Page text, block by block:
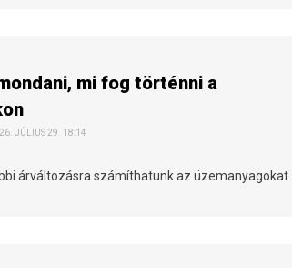
mi fog történni a
JÚLIUS 29. 18:14
árváltozásra számíthatunk az üzemanyagokat